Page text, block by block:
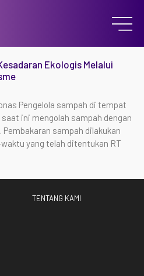
Ekologis Melalui
Pengelola sampah di tempat
ini mengolah sampah dengan
Pembakaran sampah dilakukan
yang telah ditentukan RT
TENTANG KAMI